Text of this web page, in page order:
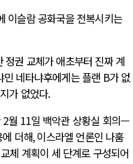
이슬람 공화국을 전복시키는
정권 교체가 애초부터 진짜 계
네타냐후에게는 플랜 B가 없
가 없었다.
2월 11일 백악관 상황실 회의—
더해,이스라엘 언론인 나훔
체 계획이 세 단계로 구성되어